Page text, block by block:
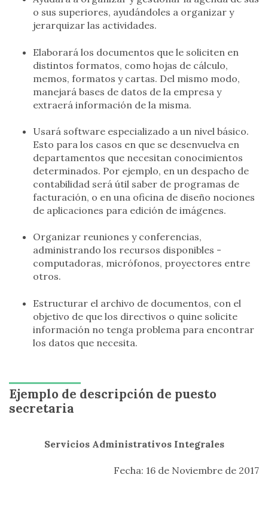
o sus superiores, ayudándoles a organizar y
jerarquizar las actividades.
Elaborará los documentos que le soliciten en
distintos formatos, como hojas de cálculo,
memos, formatos y cartas. Del mismo modo,
manejará bases de datos de la empresa y
extraerá información de la misma.
Usará software especializado a un nivel básico.
Esto para los casos en que se desenvuelva en
departamentos que necesitan conocimientos
determinados. Por ejemplo, en un despacho de
contabilidad será útil saber de programas de
facturación, o en una oficina de diseño nociones
de aplicaciones para edición de imágenes.
Organizar reuniones y conferencias,
administrando los recursos disponibles -
computadoras, micrófonos, proyectores entre
otros.
Estructurar el archivo de documentos, con el
objetivo de que los directivos o quine solicite
información no tenga problema para encontrar
los datos que necesita.
Ejemplo de descripción de puesto
secretaria
Servicios Administrativos Integrales
Fecha: 16 de Noviembre de 2017